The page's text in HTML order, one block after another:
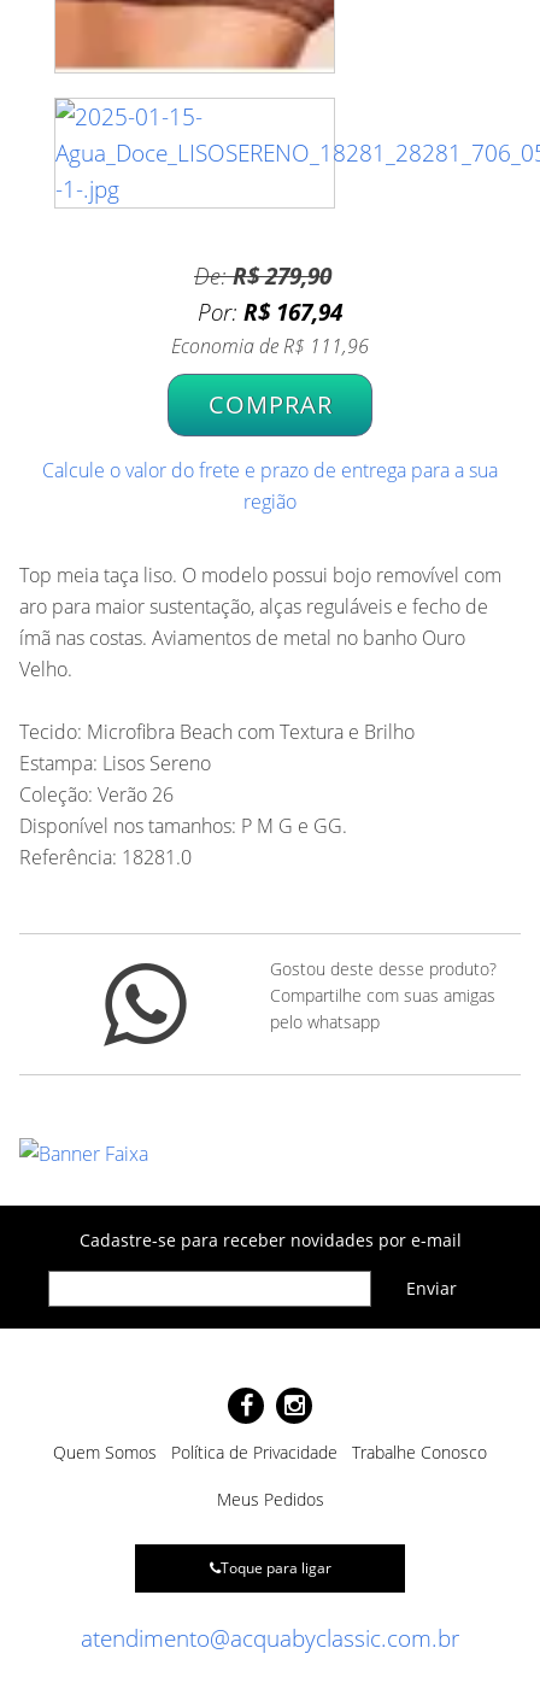
De:R$ 279,90
Por: R$ 167,94
Economia de R$ 111,96
COMPRAR
Calcule o valor do frete e prazo de entrega para a sua
região
Top meia taça liso. O modelo possui bojo removível com
aro para maior sustentação, alças reguláveis e fecho de
ímã nas costas. Aviamentos de metal no banho Ouro
Velho.
Tecido: Microfibra Beach com Textura e Brilho
Estampa: Lisos Sereno
Coleção: Verão 26
Disponível nos tamanhos: P M G e GG.
Referência: 18281.0
Gostou deste desse produto?
Compartilhe com suas amigas
pelo whatsapp
Cadastre-se para receber novidades por e-mail
Quem Somos Política de Privacidade Trabalhe Conosco
Meus Pedidos
Toque para ligar
atendimento@acquabyclassic.com.br